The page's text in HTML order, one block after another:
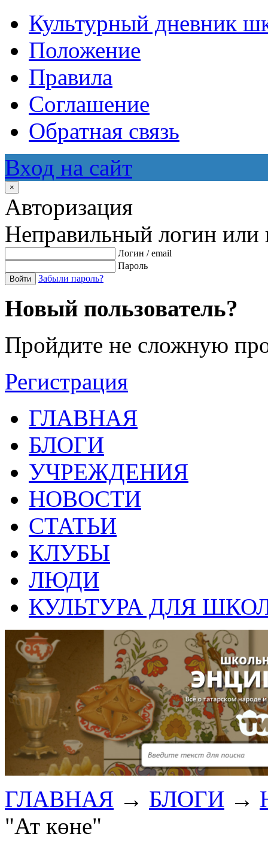
Культурный дневник
Положение
Правила
Соглашение
Обратная связь
Вход на сайт
×
Авторизация
Неправильный логин или
Логин / email
Пароль
Войти Забыли пароль?
Новый пользователь?
Пройдите не сложную
Регистрация
ГЛАВНАЯ
БЛОГИ
УЧРЕЖДЕНИЯ
НОВОСТИ
СТАТЬИ
КЛУБЫ
ЛЮДИ
КУЛЬТУРА ДЛЯ
ГЛАВНАЯ → БЛОГИ →
"Ат көне"